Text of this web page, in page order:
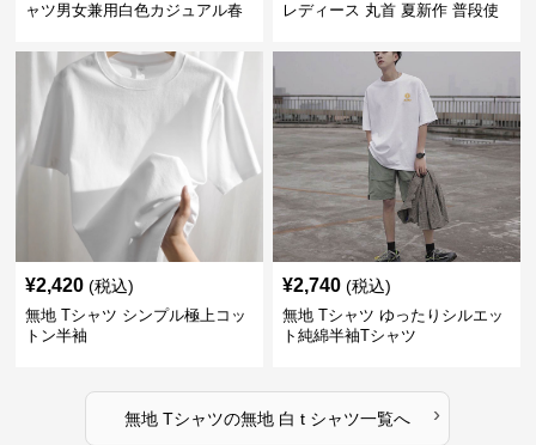
ャツ男女兼用白色カジュアル春
レディース 丸首 夏新作 普段使
¥2,420 (税込)
無地 Tシャツ シンプル極上コッ
トン半袖
¥2,740 (税込)
無地 Tシャツ ゆったりシルエッ
ト純綿半袖Tシャツ
無地 Tシャツの無地 白 t シャツ一覧へ ›